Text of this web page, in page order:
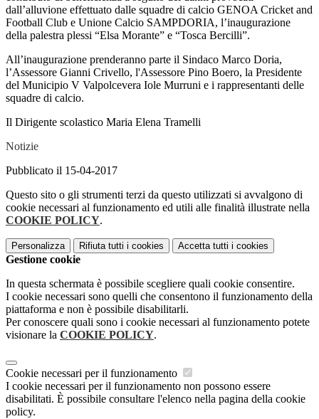
dall’alluvione effettuato dalle squadre di calcio GENOA Cricket and
Football Club e Unione Calcio SAMPDORIA, l’inaugurazione
della palestra plessi “Elsa Morante” e “Tosca Bercilli”.
All’inaugurazione prenderanno parte il Sindaco Marco Doria,
l’Assessore Gianni Crivello, l'Assessore Pino Boero, la Presidente
del Municipio V Valpolcevera Iole Murruni e i rappresentanti delle
squadre di calcio.
Il Dirigente scolastico Maria Elena Tramelli
Notizie
Pubblicato il 15-04-2017
Questo sito o gli strumenti terzi da questo utilizzati si avvalgono di
cookie necessari al funzionamento ed utili alle finalità illustrate nella
COOKIE POLICY.
Personalizza Rifiuta tutti i cookies Accetta tutti i cookies
Gestione cookie
In questa schermata è possibile scegliere quali cookie consentire.
I cookie necessari sono quelli che consentono il funzionamento della
piattaforma e non è possibile disabilitarli.
Per conoscere quali sono i cookie necessari al funzionamento potete
visionare la COOKIE POLICY.
Cookie necessari per il funzionamento
I cookie necessari per il funzionamento non possono essere
disabilitati. È possibile consultare l'elenco nella pagina della cookie
policy.